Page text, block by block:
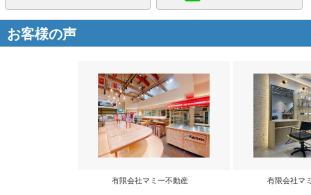
お客様の声
有限会社マミー不動産 有限会社